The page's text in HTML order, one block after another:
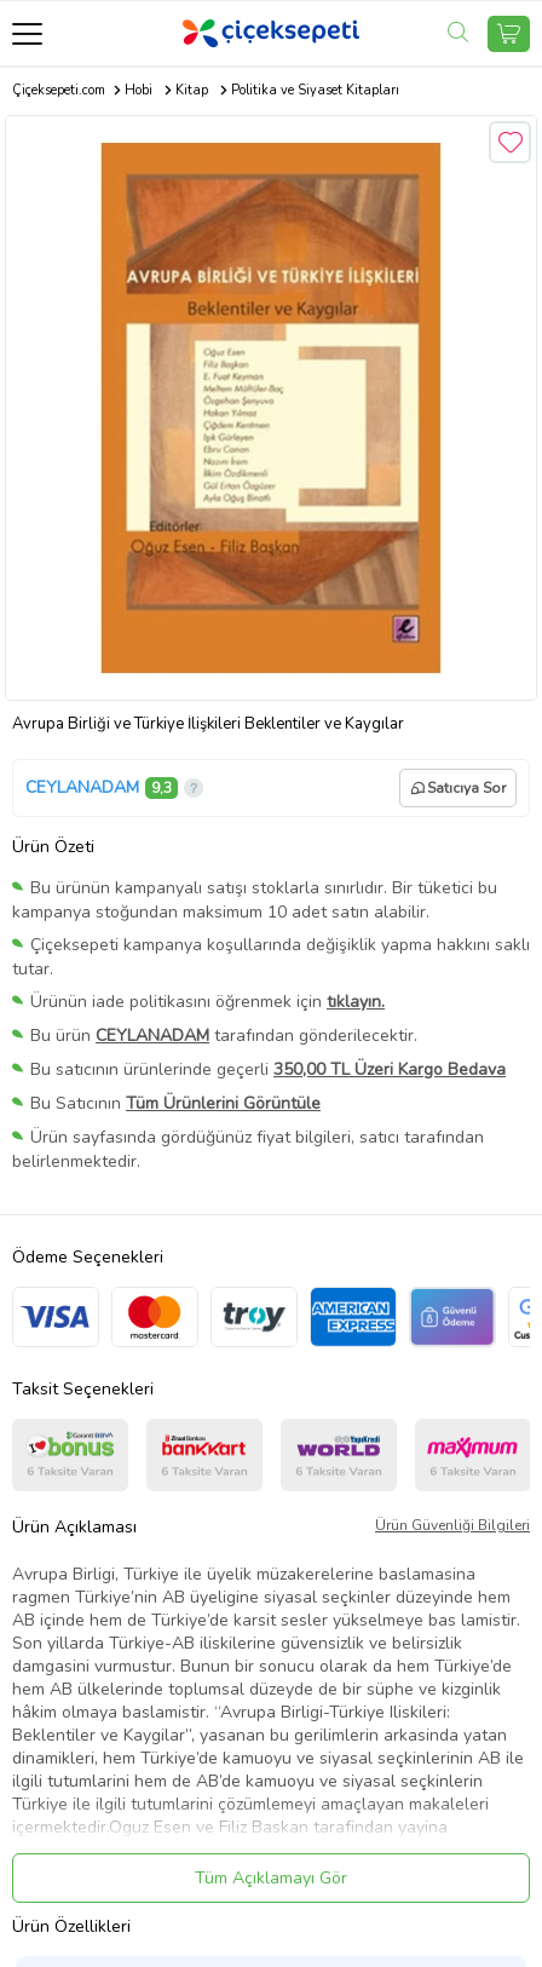
Çiçeksepeti.com Hobi Kitap Politika ve Siyaset Kitapları
Avrupa Birliği ve Türkiye İlişkileri Beklentiler ve Kaygılar
CEYLANADAM 9,3 Satıcıya Sor
Ürün Özeti
Bu ürünün kampanyalı satışı stoklarla sınırlıdır. Bir tüketici bu
kampanya stoğundan maksimum 10 adet satın alabilir.
Çiçeksepeti kampanya koşullarında değişiklik yapma hakkını saklı
tutar.
Ürünün iade politikasını öğrenmek için tıklayın.
Bu ürün CEYLANADAM tarafından gönderilecektir.
Bu satıcının ürünlerinde geçerli 350,00 TL Üzeri Kargo Bedava
Bu Satıcının Tüm Ürünlerini Görüntüle
Ürün sayfasında gördüğünüz fiyat bilgileri, satıcı tarafından
belirlenmektedir.
Ödeme Seçenekleri
Taksit Seçenekleri
Ürün Açıklaması Ürün Güvenliği Bilgileri
Avrupa Birligi, Türkiye ile üyelik müzakerelerine baslamasina
ragmen Türkiye’nin AB üyeligine siyasal seçkinler düzeyinde hem
AB içinde hem de Türkiye’de karsit sesler yükselmeye bas lamistir.
Son yillarda Türkiye-AB iliskilerine güvensizlik ve belirsizlik
damgasini vurmustur. Bunun bir sonucu olarak da hem Türkiye’de
hem AB ülkelerinde toplumsal düzeyde de bir süphe ve kizginlik
hâkim olmaya baslamistir. “Avrupa Birligi-Türkiye Iliskileri:
Beklentiler ve Kaygilar”, yasanan bu gerilimlerin arkasinda yatan
dinamikleri, hem Türkiye’de kamuoyu ve siyasal seçkinlerinin AB ile
ilgili tutumlarini hem de AB’de kamuoyu ve siyasal seçkinlerin
Türkiye ile ilgili tutumlarini çözümlemeyi amaçlayan makaleleri
içermektedir.Oguz Esen ve Filiz Baskan tarafindan yayina
hazirlanan Avrupa Birligi-Türkiye Iliskileri: Beklentiler ve Kaygilar,
Türkler ve Avrupalilar birbirlerine nasil bakmaktadirlar; birbirleri
hakkindaki tutumlarini etkileyen faktörler nelerdir; bu konuda siyasi
seçkinler ve genel kamuoyu arasinda farkliliklar var midir gibi
Tüm Açıklamayı Gör
Ürün Özellikleri